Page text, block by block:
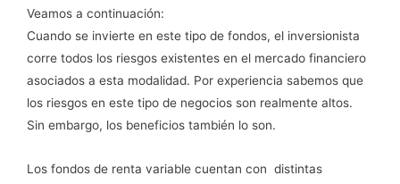
Veamos a continuación:
Cuando se invierte en este tipo de fondos, el inversionista
corre todos los riesgos existentes en el mercado financiero
asociados a esta modalidad. Por experiencia sabemos que
los riesgos en este tipo de negocios son realmente altos.
Sin embargo, los beneficios también lo son.
Los fondos de renta variable cuentan con distintas